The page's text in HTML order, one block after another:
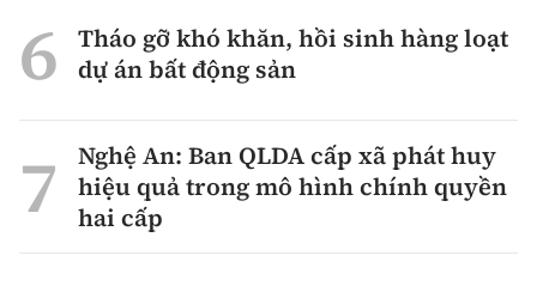
Tháo gỡ khó khăn, hồi sinh hàng loạt
dự án bất động sản
Nghệ An: Ban QLDA cấp xã phát huy
hiệu quả trong mô hình chính quyền
hai cấp